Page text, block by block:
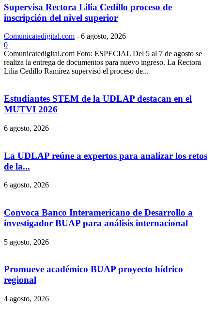
Supervisa Rectora Lilia Cedillo proceso de
inscripción del nivel superior
Comunicatedigital.com - 6 agosto, 2026
0
Comunicatedigital.com Foto: ESPECIAL Del 5 al 7 de agosto se
realiza la entrega de documentos para nuevo ingreso. La Rectora
Lilia Cedillo Ramírez supervisó el proceso de...
Estudiantes STEM de la UDLAP destacan en el
MUTVI 2026
6 agosto, 2026
La UDLAP reúne a expertos para analizar los retos
de la...
6 agosto, 2026
Convoca Banco Interamericano de Desarrollo a
investigador BUAP para análisis internacional
5 agosto, 2026
Promueve académico BUAP proyecto hídrico
regional
4 agosto, 2026